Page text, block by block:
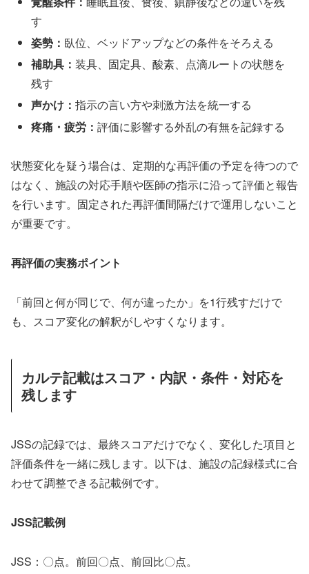
す
姿勢： 臥位、ベッドアップなどの条件をそろえる
補助具：装具、固定具、酸素、点滴ルートの状態を
残す
声かけ：指示の言い方や刺激方法を統一する
疼痛・疲労：評価に影響する外乱の有無を記録する
状態変化を疑う場合は、定期的な再評価の予定を待つので
はなく、施設の対応手順や医師の指示に沿って評価と報告
を行います。固定された再評価間隔だけで運用しないこと
が重要です。
再評価の実務ポイント
「前回と何が同じで、何が違ったか」を1行残すだけで
も、スコア変化の解釈がしやすくなります。
カルテ記載はスコア・内訳・条件・対応を
残します
JSSの記録では、最終スコアだけでなく、変化した項目と
評価条件を一緒に残します。以下は、施設の記録様式に合
わせて調整できる記載例です。
JSS記載例
JSS：〇点。前回〇点、前回比〇点。